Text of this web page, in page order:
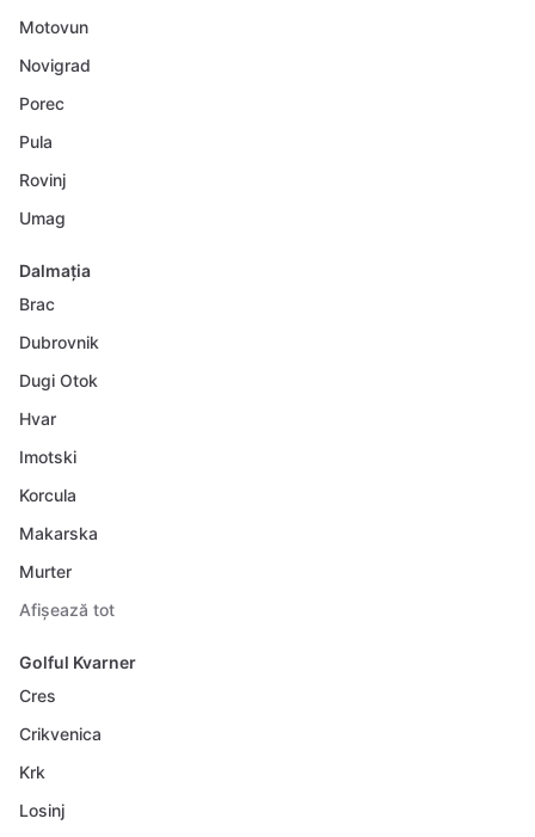
Motovun
Novigrad
Porec
Pula
Rovinj
Umag
Dalmația
Brac
Dubrovnik
Dugi Otok
Hvar
Imotski
Korcula
Makarska
Murter
Afișează tot
Golful Kvarner
Cres
Crikvenica
Krk
Losinj